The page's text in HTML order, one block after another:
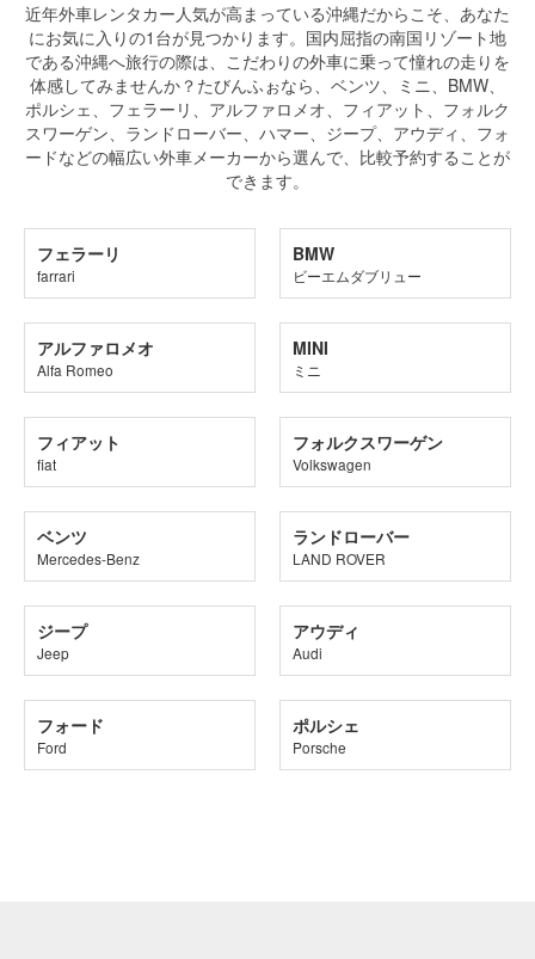
近年外車レンタカー人気が高まっている沖縄だからこそ、あなた
にお気に入りの1台が見つかります。国内屈指の南国リゾート地
である沖縄へ旅行の際は、こだわりの外車に乗って憧れの走りを
体感してみませんか？たびんふぉなら、ベンツ、ミニ、BMW、
ポルシェ、フェラーリ、アルファロメオ、フィアット、フォルク
スワーゲン、ランドローバー、ハマー、ジープ、アウディ、フォ
ードなどの幅広い外車メーカーから選んで、比較予約することが
できます。
フェラーリ
farrari
BMW
ビーエムダブリュー
アルファロメオ
Alfa Romeo
MINI
ミニ
フィアット
fiat
フォルクスワーゲン
Volkswagen
ベンツ
Mercedes-Benz
ランドローバー
LAND ROVER
ジープ
Jeep
アウディ
Audi
フォード
Ford
ポルシェ
Porsche